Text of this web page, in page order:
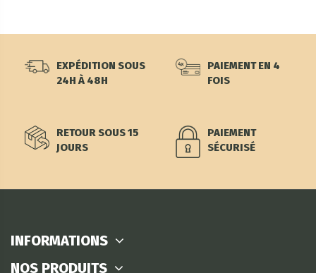
EXPÉDITION SOUS
24H À 48H
PAIEMENT EN 4
FOIS
RETOUR SOUS 15
JOURS
PAIEMENT
SÉCURISÉ
INFORMATIONS
NOS PRODUITS